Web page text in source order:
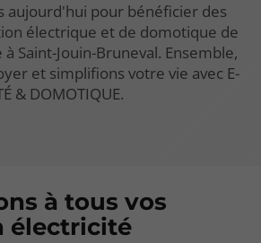
aujourd'hui pour bénéficier des
électrique et de domotique de
Saint-Jouin-Bruneval. Ensemble,
et simplifions votre vie avec E-
& DOMOTIQUE.
à tous vos
électricité